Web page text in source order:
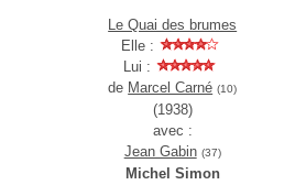
Le Quai des brumes
Elle :
Lui :
de Marcel Carné (10)
(1938)
avec :
Jean Gabin (37)
Michel Simon